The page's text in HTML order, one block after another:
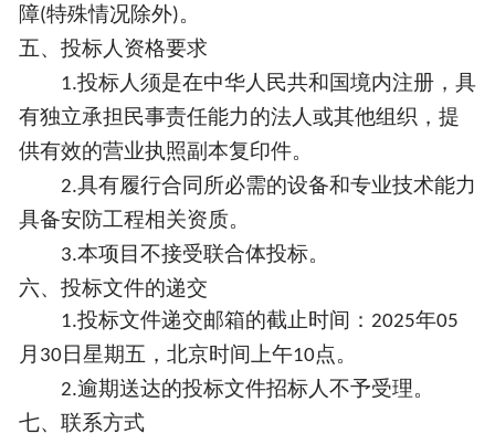
障(特殊情况除外)。
五、投标人资格要求
1.投标人须是在中华人民共和国境内注册，具
有独立承担民事责任能力的法人或其他组织，提
供有效的营业执照副本复印件。
2.具有履行合同所必需的设备和专业技术能力
具备安防工程相关资质。
3.本项目不接受联合体投标。
六、投标文件的递交
1.投标文件递交邮箱的截止时间： 2025年05
月 30 日星期五，北京时间上午10点。
2.逾期送达的投标文件招标人不予受理。
七、联系方式